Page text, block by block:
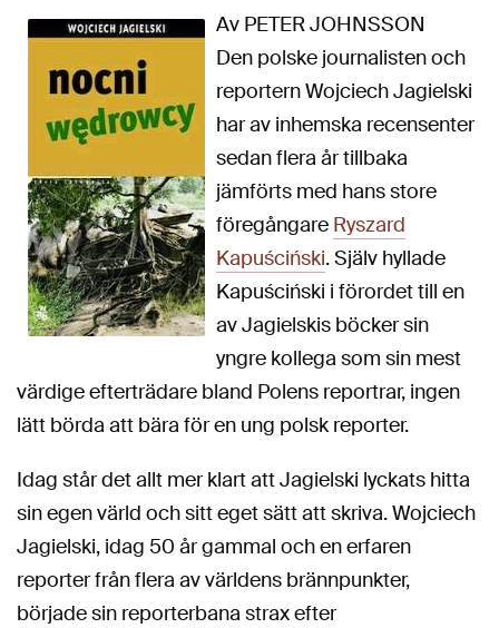
Av PETER JOHNSSON
Den polske journalisten och
reportern Wojciech Jagielski
har av inhemska recensenter
sedan flera år tillbaka
jämförts med hans store
föregångare Ryszard
Kapuściński. Själv hyllade
Kapuściński i förordet till en
av Jagielskis böcker sin
yngre kollega som sin mest
värdige efterträdare bland Polens reportrar, ingen
lätt börda att bära för en ung polsk reporter.
Idag står det allt mer klart att Jagielski lyckats hitta
sin egen värld och sitt eget sätt att skriva. Wojciech
Jagielski, idag 50 år gammal och en erfaren
reporter från flera av världens brännpunkter,
började sin reporterbana strax efter